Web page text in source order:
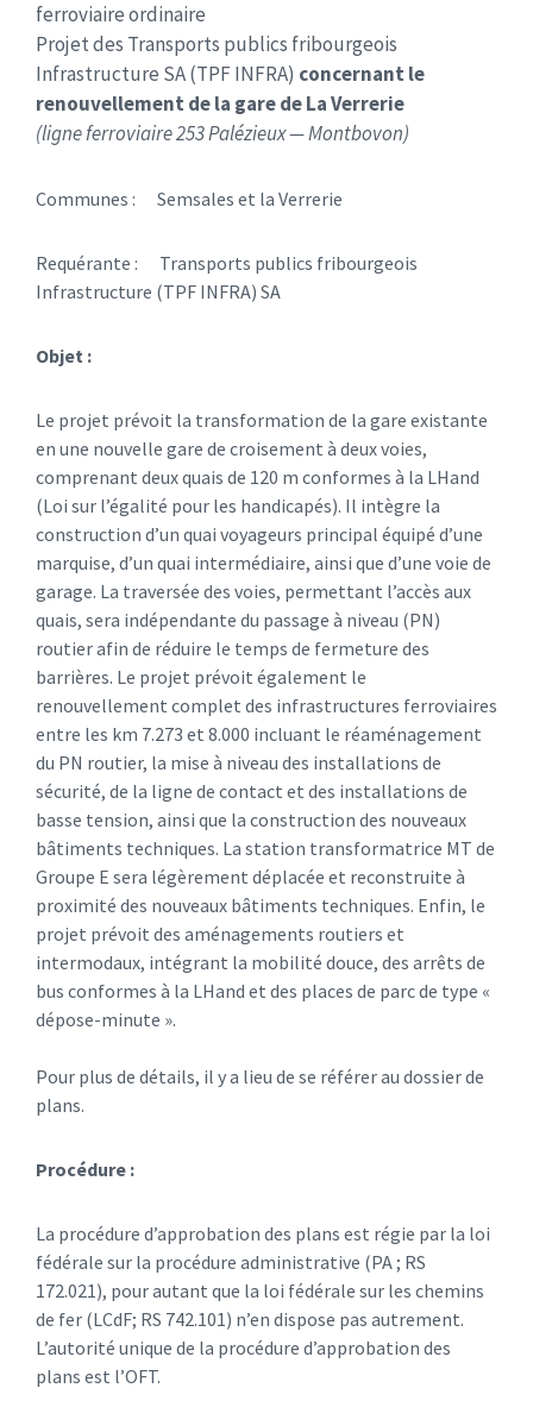
ferroviaire ordinaire
Projet des Transports publics fribourgeois
Infrastructure SA (TPF INFRA) concernant le
renouvellement de la gare de La Verrerie
(ligne ferroviaire 253 Palézieux — Montbovon)
Communes : Semsales et la Verrerie
Requérante : Transports publics fribourgeois
Infrastructure (TPF INFRA) SA
Objet :
Le projet prévoit la transformation de la gare existante
en une nouvelle gare de croisement à deux voies,
comprenant deux quais de 120 m conformes à la LHand
(Loi sur l’égalité pour les handicapés). Il intègre la
construction d’un quai voyageurs principal équipé d’une
marquise, d’un quai intermédiaire, ainsi que d’une voie de
garage. La traversée des voies, permettant l’accès aux
quais, sera indépendante du passage à niveau (PN)
routier afin de réduire le temps de fermeture des
barrières. Le projet prévoit également le
renouvellement complet des infrastructures ferroviaires
entre les km 7.273 et 8.000 incluant le réaménagement
du PN routier, la mise à niveau des installations de
sécurité, de la ligne de contact et des installations de
basse tension, ainsi que la construction des nouveaux
bâtiments techniques. La station transformatrice MT de
Groupe E sera légèrement déplacée et reconstruite à
proximité des nouveaux bâtiments techniques. Enfin, le
projet prévoit des aménagements routiers et
intermodaux, intégrant la mobilité douce, des arrêts de
bus conformes à la LHand et des places de parc de type «
dépose-minute ».
Pour plus de détails, il y a lieu de se référer au dossier de
plans.
Procédure :
La procédure d’approbation des plans est régie par la loi
fédérale sur la procédure administrative (PA ; RS
172.021), pour autant que la loi fédérale sur les chemins
de fer (LCdF; RS 742.101) n’en dispose pas autrement.
L’autorité unique de la procédure d’approbation des
plans est l’OFT.